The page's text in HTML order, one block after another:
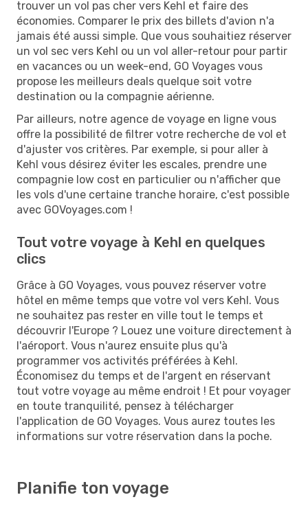
trouver un vol pas cher vers Kehl et faire des
économies. Comparer le prix des billets d'avion n'a
jamais été aussi simple. Que vous souhaitiez réserver
un vol sec vers Kehl ou un vol aller-retour pour partir
en vacances ou un week-end, GO Voyages vous
propose les meilleurs deals quelque soit votre
destination ou la compagnie aérienne.
Par ailleurs, notre agence de voyage en ligne vous
offre la possibilité de filtrer votre recherche de vol et
d'ajuster vos critères. Par exemple, si pour aller à
Kehl vous désirez éviter les escales, prendre une
compagnie low cost en particulier ou n'afficher que
les vols d'une certaine tranche horaire, c'est possible
avec GOVoyages.com !
Tout votre voyage à Kehl en quelques
clics
Grâce à GO Voyages, vous pouvez réserver votre
hôtel en même temps que votre vol vers Kehl. Vous
ne souhaitez pas rester en ville tout le temps et
découvrir l'Europe ? Louez une voiture directement à
l'aéroport. Vous n'aurez ensuite plus qu'à
programmer vos activités préférées à Kehl.
Économisez du temps et de l'argent en réservant
tout votre voyage au même endroit ! Et pour voyager
en toute tranquilité, pensez à télécharger
l'application de GO Voyages. Vous aurez toutes les
informations sur votre réservation dans la poche.
Planifie ton voyage